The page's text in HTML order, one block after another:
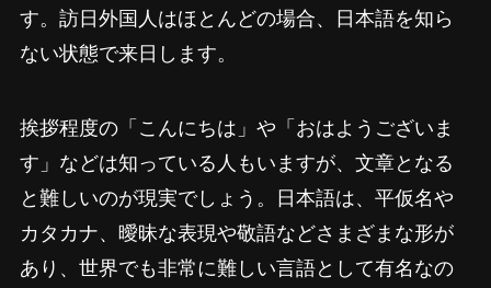
す。訪日外国人はほとんどの場合、日本語を知ら
ない状態で来日します。
挨拶程度の「こんにちは」や「おはようございま
す」などは知っている人もいますが、文章となる
と難しいのが現実でしょう。日本語は、平仮名や
カタカナ、曖昧な表現や敬語などさまざまな形が
あり、世界でも非常に難しい言語として有名なの